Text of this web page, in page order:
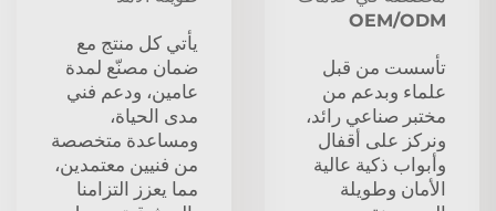
OEM/ODM
تأسست من قبل
علماء وبدعم من
مختبر صناعي رائد،
ونركز على أقفال
وأبواب ذكية عالية
الأمان وطويلة
يأتي كل منتج مع
ضمان مصنّع لمدة
عامين، ودعم فني
مدى الحياة،
ومساعدة متخصصة
من فنيين معتمدين،
مما يعزز التزامنا